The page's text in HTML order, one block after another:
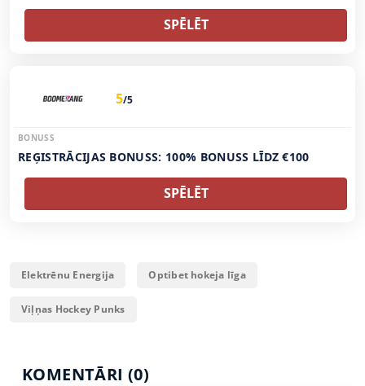
SPĒLĒT
5/5
BONUSS
REĢISTRĀCIJAS BONUSS: 100% BONUSS LĪDZ €100
SPĒLĒT
Elektrēnu Energija Optibet hokeja līga
Viļņas Hockey Punks
KOMENTĀRI (0)